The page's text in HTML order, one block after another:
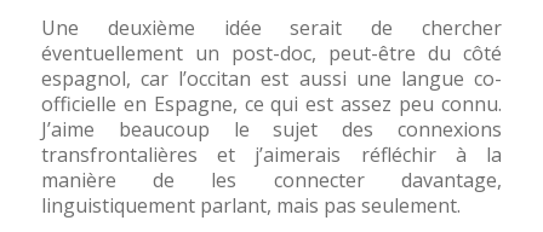
Une deuxième idée serait de chercher
éventuellement un post-doc, peut-être du côté
espagnol, car l’occitan est aussi une langue co-
officielle en Espagne, ce qui est assez peu connu.
J’aime beaucoup le sujet des connexions
transfrontalières et j’aimerais réfléchir à la
manière de les connecter davantage,
linguistiquement parlant, mais pas seulement.